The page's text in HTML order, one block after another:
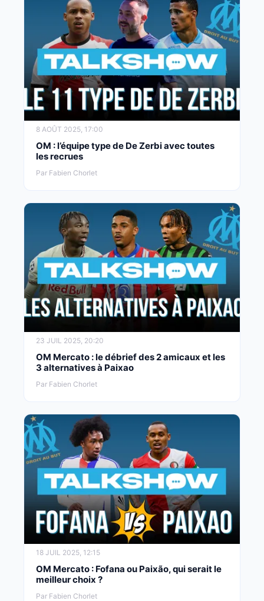
8 AOÛT 2025, 17:00
OM : l’équipe type de De Zerbi avec toutes
les recrues
Par Fabien Chorlet
23 JUIL 2025, 20:20
OM Mercato : le débrief des 2 amicaux et les
3 alternatives à Paixao
Par Fabien Chorlet
18 JUIL 2025, 12:15
OM Mercato : Fofana ou Paixão, qui serait le
meilleur choix ?
Par Fabien Chorlet